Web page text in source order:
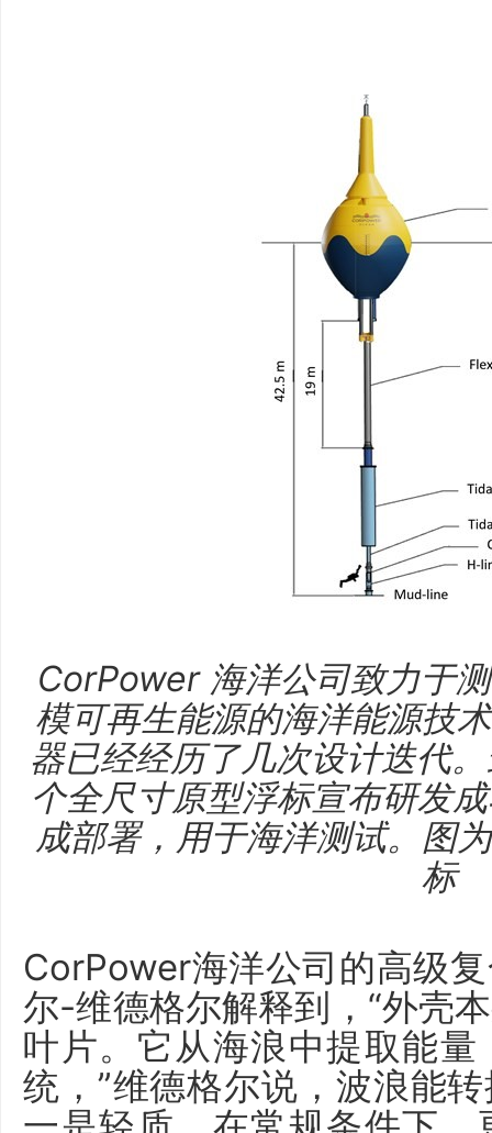
CorPower 海洋公司致力于
模可再生能源的海洋能源技
器已经经历了几次设计迭代
个全尺寸原型浮标宣布研发
成部署，用于海洋测试。图
标
CorPower海洋公司的高级
尔-维德格尔解释到，“外壳
叶片。它从海浪中提取能
统，”维德格尔说，波浪能